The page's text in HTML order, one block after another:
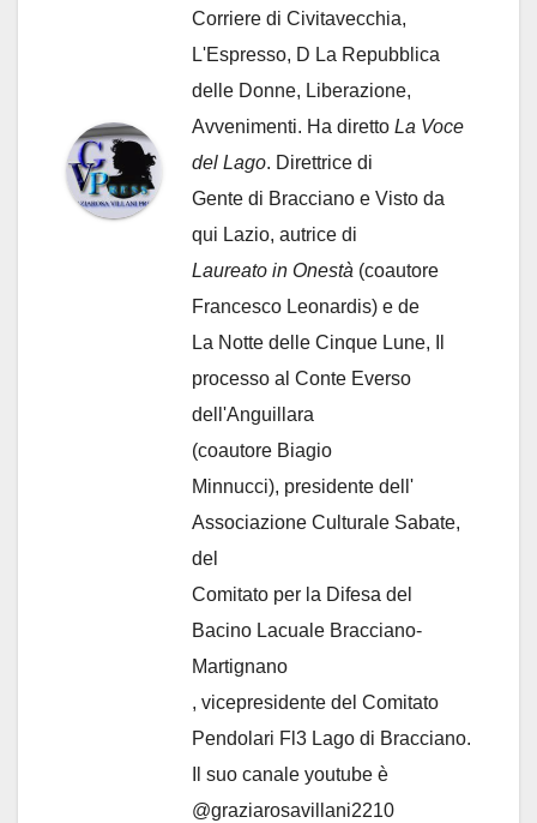
Corriere di Civitavecchia,
L'Espresso, D La Repubblica
delle Donne, Liberazione,
Avvenimenti. Ha diretto La Voce
del Lago. Direttrice di
Gente di Bracciano e Visto da
qui Lazio, autrice di
Laureato in Onestà (coautore
Francesco Leonardis) e de
La Notte delle Cinque Lune, Il
processo al Conte Everso
dell'Anguillara
(coautore Biagio
Minnucci), presidente dell'
Associazione Culturale Sabate,
del
Comitato per la Difesa del
Bacino Lacuale Bracciano-
Martignano
, vicepresidente del Comitato
Pendolari Fl3 Lago di Bracciano.
Il suo canale youtube è
@graziarosavillani2210